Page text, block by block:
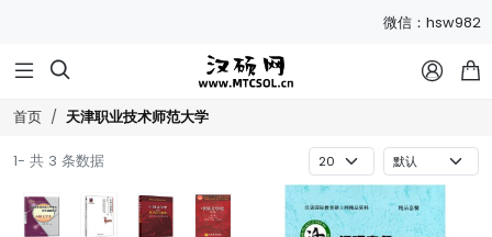
微信：hsw982
  
首页 天津职业技术师范大学
1- 共 3 条数据